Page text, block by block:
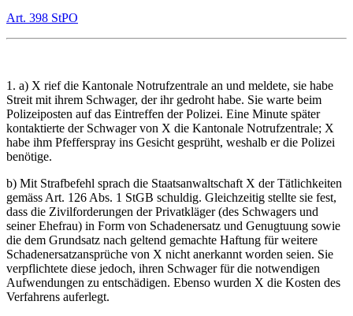
Art. 398 StPO
1. a) X rief die Kantonale Notrufzentrale an und meldete, sie habe
Streit mit ihrem Schwager, der ihr gedroht habe. Sie warte beim
Polizeiposten auf das Eintreffen der Polizei. Eine Minute später
kontaktierte der Schwager von X die Kantonale Notrufzentrale; X
habe ihm Pfefferspray ins Gesicht gesprüht, weshalb er die Polizei
benötige.
b) Mit Strafbefehl sprach die Staatsanwaltschaft X der Tätlichkeiten
gemäss Art. 126 Abs. 1 StGB schuldig. Gleichzeitig stellte sie fest,
dass die Zivilforderungen der Privatkläger (des Schwagers und
seiner Ehefrau) in Form von Schadenersatz und Genugtuung sowie
die dem Grundsatz nach geltend gemachte Haftung für weitere
Schadenersatzansprüche von X nicht anerkannt worden seien. Sie
verpflichtete diese jedoch, ihren Schwager für die notwendigen
Aufwendungen zu entschädigen. Ebenso wurden X die Kosten des
Verfahrens auferlegt.